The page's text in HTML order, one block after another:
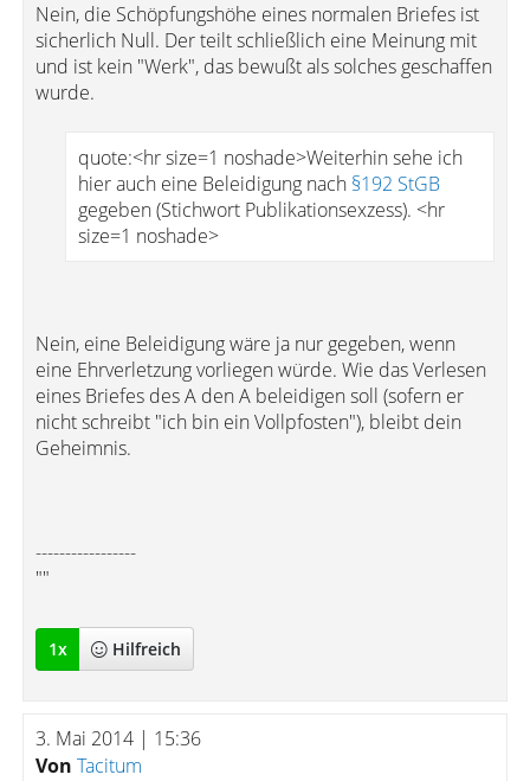
Nein, die Schöpfungshöhe eines normalen Briefes ist
sicherlich Null. Der teilt schließlich eine Meinung mit
und ist kein "Werk", das bewußt als solches geschaffen
wurde.
quote:<hr size=1 noshade>Weiterhin sehe ich
hier auch eine Beleidigung nach §192 StGB
gegeben (Stichwort Publikationsexzess). <hr
size=1 noshade>
Nein, eine Beleidigung wäre ja nur gegeben, wenn
eine Ehrverletzung vorliegen würde. Wie das Verlesen
eines Briefes des A den A beleidigen soll (sofern er
nicht schreibt "ich bin ein Vollpfosten"), bleibt dein
Geheimnis.
-----------------
""
1x Hilfreich
3. Mai 2014 | 15:36
Von Tacitum